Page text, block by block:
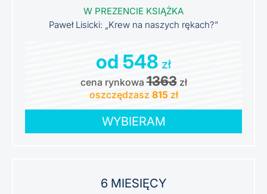
W PREZENCIE KSIĄŻKA
Paweł Lisicki: „Krew na naszych rękach?”
od 548 zł
cena rynkowa1363zł
oszczędzasz 815zł
WYBIERAM
6 MIESIĘCY